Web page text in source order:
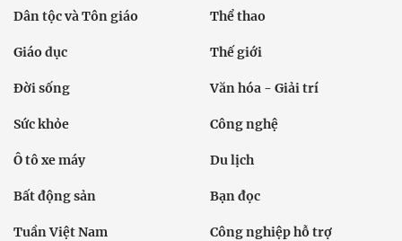
Dân tộc và Tôn giáo Thể thao
Giáo dục Thế giới
Đời sống Văn hóa - Giải trí
Sức khỏe Công nghệ
Ô tô xe máy Du lịch
Bất động sản Bạn đọc
Tuần Việt Nam Công nghiệp hỗ trợ